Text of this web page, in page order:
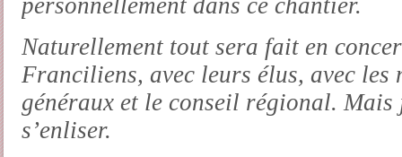
personnellement dans ce chantier.
Naturellement tout sera fait en
Franciliens, avec leurs élus, avec les
généraux et le conseil régional.
s’enliser.